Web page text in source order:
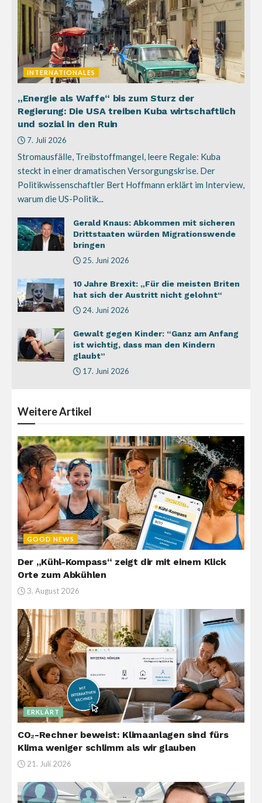
INTERNATIONALES
„Energie als Waffe“ bis zum Sturz der
Regierung: Die USA treiben Kuba wirtschaftlich
und sozial in den Ruin
7. Juli 2026
Stromausfälle, Treibstoffmangel, leere Regale: Kuba
steckt in einer dramatischen Versorgungskrise. Der
Politikwissenschaftler Bert Hoffmann erklärt im Interview,
warum die US-Politik...
Gerald Knaus: Abkommen mit sicheren
Drittstaaten würden Migrationswende
bringen
25. Juni 2026
10 Jahre Brexit: „Für die meisten Briten
hat sich der Austritt nicht gelohnt“
24. Juni 2026
Gewalt gegen Kinder: “Ganz am Anfang
ist wichtig, dass man den Kindern
glaubt”
17. Juni 2026
WeitereArtikel
GOOD NEWS
Der „Kühl-Kompass“ zeigt dir mit einem Klick
Orte zum Abkühlen
3. August 2026
ERKLÄRT
CO₂-Rechner beweist: Klimaanlagen sind fürs
Klima weniger schlimm als wir glauben
21. Juli 2026